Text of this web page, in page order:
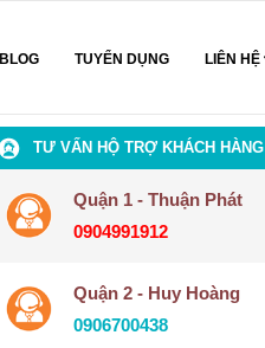
BLOG TUYỂN DỤNG LIÊN HỆ
TƯ VẤN HỘ TRỢ KHÁCH HÀNG
Quận 1 - Thuận Phát
0904991912
Quận 2 - Huy Hoàng
0906700438